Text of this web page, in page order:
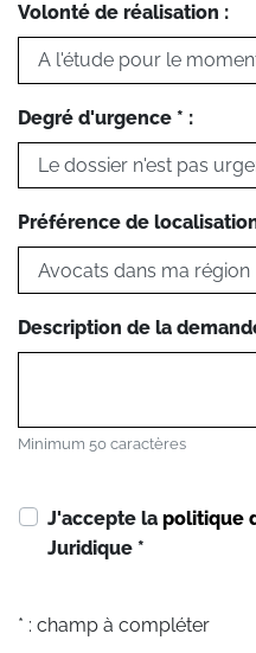
Volonté de réalisation :
Degré d'urgence * :
Préférence de
Description de la
Minimum 50 caractères
J'accepte la politique
Juridique *
* : champ à compléter